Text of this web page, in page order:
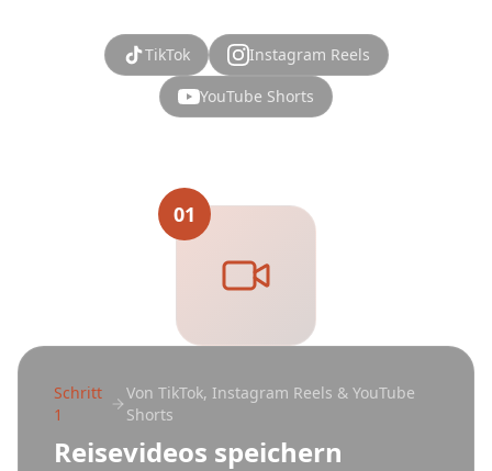
TikTok
Instagram Reels
YouTube Shorts
01
Schritt
1
Von TikTok, Instagram Reels & YouTube
Shorts
Reisevideos speichern